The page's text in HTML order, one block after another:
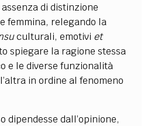
di distinzione
femmina, relegando la
culturali, emotivi et
spiegare la ragione stessa
e le diverse funzionalità
in ordine al fenomeno
dipendesse dall’opinione,